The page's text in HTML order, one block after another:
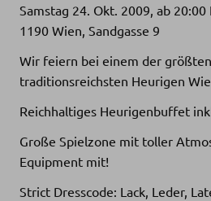
Samstag 24. Okt. 2009, ab 20:00
1190 Wien, Sandgasse 9
Wir feiern bei einem der
traditionsreichsten Heurigen
Reichhaltiges Heurigenbuffet
Große Spielzone mit toller
Equipment mit!
Strict Dresscode: Lack, Leder,